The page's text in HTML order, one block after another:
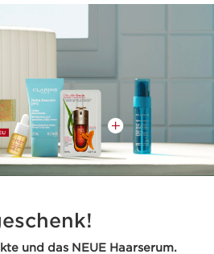
und das NEUE Haarserum.